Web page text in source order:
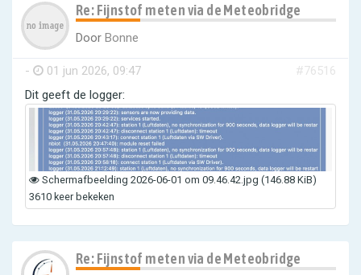
Re: Fijnstof meten via de Meteobridge
Door Bonne
- 01 jun 2026, 09:47
#76516
Dit geeft de logger:
Scherm­afbeelding 2026-06-01 om 09.46.42.jpg (146.88 KiB)
3610 keer bekeken
Re: Fijnstof meten via de Meteobridge